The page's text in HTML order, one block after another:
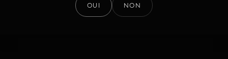
OUI NON